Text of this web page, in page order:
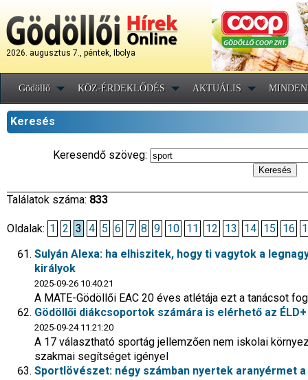
2026. augusztus 7., péntek, Ibolya
Gödöllő KÖZ-ÉRDEKLŐDÉS AKTUÁLIS
Keresés
Keresendő szöveg:
Találatok száma: 833
Oldalak: 1 2 3 4 5 6 7 8 9 10 11 12 13 14 15 16
Sulyán Alexa: ha elhiszitek, hogy ti vagytok a
királyok
2025-09-26 10:40:21
A MATE-Gödöllői EAC 20 éves atlétája ezt a tanácsot
Gödöllői diákcsoportok számára is elérhető az
2025-09-24 11:21:20
A 17 választható sportág jellemzően nem iskolai
szakmai segítséget igényel
Sportlövészet: négy számban nyertek aranyérmet